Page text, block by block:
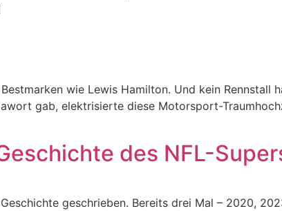
wie Lewis Hamilton. Und kein Rennstall
gab, elektrisierte diese Motorsport-
des NFL-
geschrieben. Bereits drei Mal – 2020,